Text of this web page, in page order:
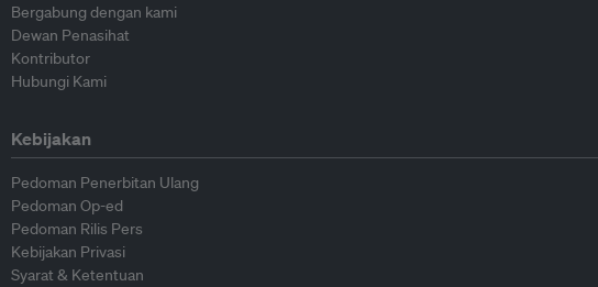
Bergabung dengan kami
Dewan Penasihat
Kontributor
Hubungi Kami
Kebijakan
Pedoman Penerbitan Ulang
Pedoman Op-ed
Pedoman Rilis Pers
Kebijakan Privasi
Syarat & Ketentuan